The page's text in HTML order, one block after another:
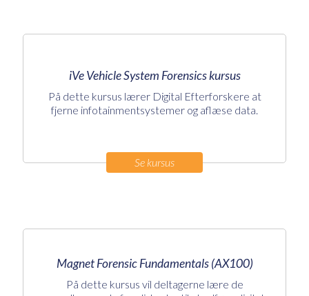
iVe Vehicle System Forensics kursus
På dette kursus lærer Digital Efterforskere at
fjerne infotainmentsystemer og aflæse data.
Se kursus
Magnet Forensic Fundamentals (AX100)
På dette kursus vil deltagerne lære de